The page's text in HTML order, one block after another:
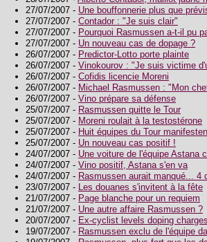
27/07/2007 - Une bouffonnerie plus que
27/07/2007 - Contador : "Je suis clair"
27/07/2007 - Pourquoi Rasmussen a-t-il pu
27/07/2007 - Un nouveau cas de dopage ?
26/07/2007 - Predictor-Lotto porte plainte
26/07/2007 - Vinokourov : "Je suis victime
26/07/2007 - Cofidis licencie Moreni
26/07/2007 - Michael Rasmussen : "Mon
26/07/2007 - Vino prépare sa défense
25/07/2007 - Rasmussen quitte le Tour
25/07/2007 - Moreni roulait à la testostérone
25/07/2007 - Huit équipes du Tour
25/07/2007 - Un nouveau cas positif !
24/07/2007 - Une voiture de l'équipe Astana
24/07/2007 - Vino positif, Astana s'en va
24/07/2007 - Rasmussen aurait manqué... 4
23/07/2007 - Les douanes s'invitent à la fête
21/07/2007 - Page blanche pour un requiem
21/07/2007 - Une autre affaire Rasmussen ?
20/07/2007 - Ex-cyclist levels doping
19/07/2007 - Rasmussen exclu de l'équipe